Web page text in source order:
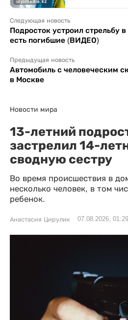
Следующая новость
Подросток устроил стрельбу
есть погибшие (ВИДЕО)
Предыдущая новость
Автомобиль с человеческим
в Москве
Новости мира
13-летний
застрелил 14-
сводную сестру
Во время происшествия в
несколько человек, в том
ребенок.
Анастасия Цирулик 07.08.2026, 01:29